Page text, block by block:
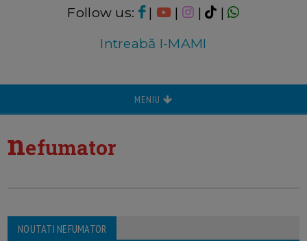
Follow us: | | |
|
Intreabă I-MAMI
MENIU
nefumator
NOUTATI NEFUMATOR